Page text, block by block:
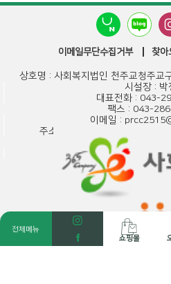
이메일무단수집거부 찾아
상호명 : 사회복지법인 천주교청주교
시설장 : 박
대표전화 : 043-
팩스 : 043-
이메일 :
주소 : (28632) 충청북도 청주
사업자등록번호 :
통신판매업신고번호 : 제
COPYRIGHT 2019 프란치스코의
전체메뉴
쇼핑몰